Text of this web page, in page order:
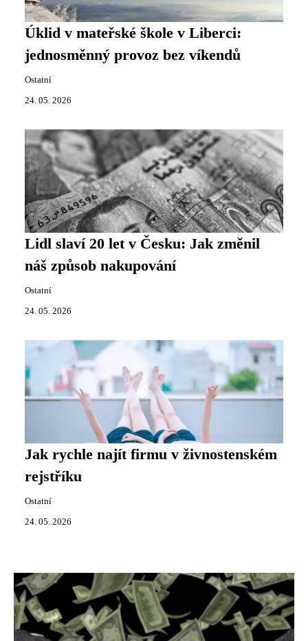
Úklid v mateřské škole v Liberci:
jednosměnný provoz bez víkendů
Ostatní
24. 05. 2026
Lidl slaví 20 let v Česku: Jak změnil
náš způsob nakupování
Ostatní
24. 05. 2026
Jak rychle najít firmu v živnostenském
rejstříku
Ostatní
24. 05. 2026